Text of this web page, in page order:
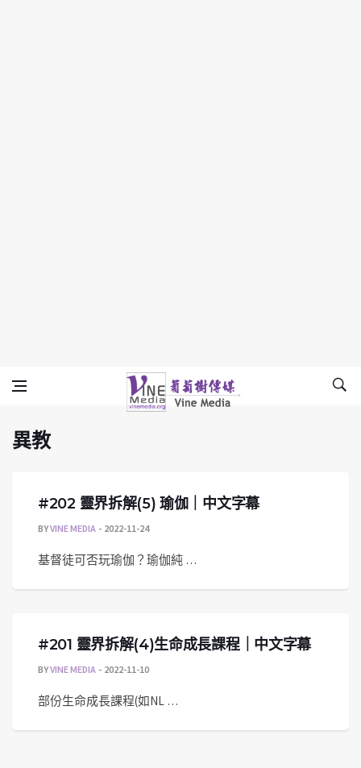
異教
Vine Media
葡萄樹傳媒
異教
#202 靈界拆解(5) 瑜伽｜中文字幕
BYVINE MEDIA 2022-11-24
基督徒可否玩瑜伽？瑜伽純 …
#201 靈界拆解(4)生命成長課程｜中文字幕
BYVINE MEDIA 2022-11-10
部份生命成長課程(如NL …